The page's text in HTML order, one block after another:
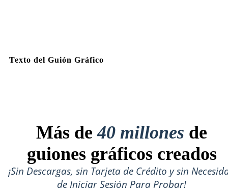
Texto del Guión Gráfico
Más de40 millones de
guiones gráficos creados
¡Sin Descargas, sin Tarjeta de Crédito y sin
de Iniciar Sesión Para Probar!